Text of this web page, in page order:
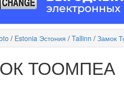
/ Estonia Эстония / Tallinn / Замок
ТООМПЕА